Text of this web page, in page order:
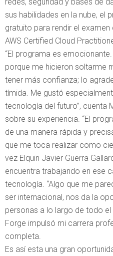
sus habilidades en la nube, el
gratuito para rendir el
AWS Certified Cloud
“El programa es
porque me hicieron soltarme
tener más confianza; lo
tímida. Me gustó
tecnología del futuro”, cuenta
sobre su experiencia. “El
de una manera rápida y
que me toca realizar como
vez Elquin Javier Guerra
encuentra trabajando en ese
tecnología. “Algo que me
ser internacional, nos da la
personas a lo largo de todo el
Forge impulsó mi carrera
completa.
Es así esta una gran